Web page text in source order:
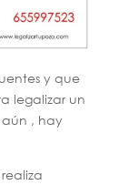
y que
legalizar un
, hay